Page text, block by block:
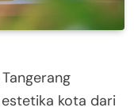
kota dari